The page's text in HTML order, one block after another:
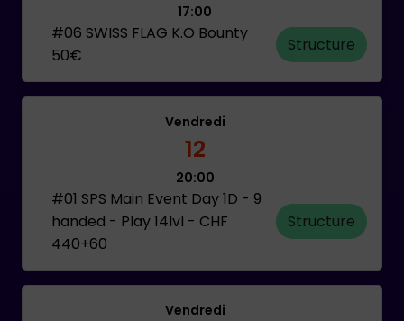
17:00
#06 SWISS FLAG K.O Bounty
50€
Structure
Vendredi
12
20:00
#01 SPS Main Event Day 1D - 9
handed - Play 14lvl - CHF
440+60
Structure
Vendredi